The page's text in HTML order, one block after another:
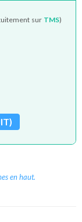
sur TMS)
en haut.